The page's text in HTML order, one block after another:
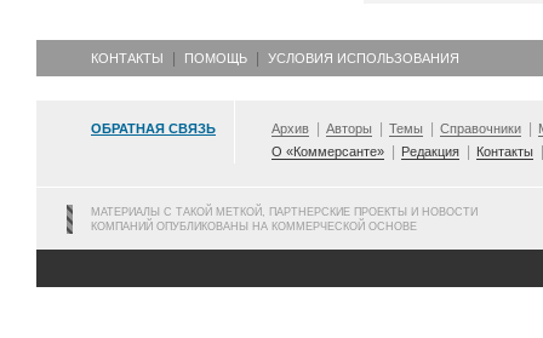
КОНТАКТЫ ПОМОЩЬ УСЛОВИЯ ИСПОЛЬЗОВАНИЯ
ОБРАТНАЯ СВЯЗЬ Архив Авторы Темы Справочники
О «Коммерсанте»
Редакция Контакты
МАТЕРИАЛЫ С ТАКОЙ МЕТКОЙ, ПАРТНЕРСКИЕ ПРОЕКТЫ И НОВОСТИ
КОМПАНИЙ ОПУБЛИКОВАНЫ НА КОММЕРЧЕСКОЙ ОСНОВЕ